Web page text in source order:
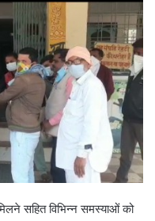
सहित विभिन्न समस्याओं को